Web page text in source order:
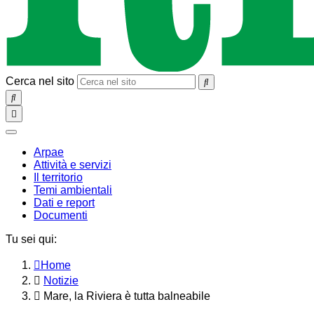
Cerca nel sito
SEARCH
Toggle
navigation
chiudi
Arpae
Attività e servizi
Il territorio
Temi ambientali
Dati e report
Documenti
Tu sei qui:
Home
Notizie
Mare, la Riviera è tutta balneabile